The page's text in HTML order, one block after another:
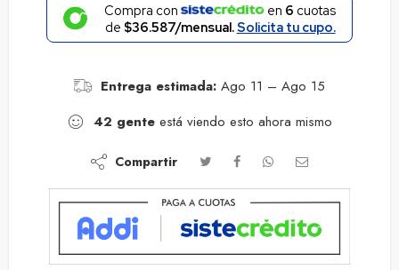
Compra con en 6 cuotas
de $36.587/mensual.Solicita tu cupo.
Entrega estimada: Ago 11 – Ago 15
42 gente está viendo esto ahora mismo
Compartir